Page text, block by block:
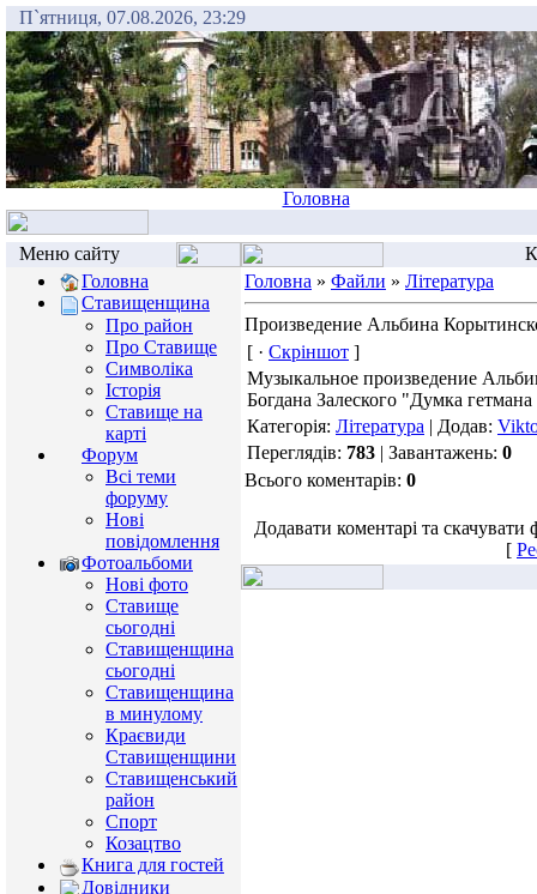
П`ятниця, 07.08.2026, 23:29
Головна
Меню сайту
Головна
Ставищенщина
Про район
Про Ставище
Символіка
Історія
Ставище на
карті
Форум
Всі теми
форуму
Нові
повідомлення
Фотоальбоми
Нові фото
Ставище
сьогодні
Ставищенщина
сьогодні
Ставищенщина
в минулому
Краєвиди
Ставищенщини
Ставищенський
район
Спорт
Козацтво
Книга для гостей
Довідники
Головна » Файли » Література
Произведение Альбина
[ · Скріншот ]
Музыкальное произведение
Богдана Залеского "Думка
Категорія: Література | Додав:
Переглядів: 783 | Завантажень: 0
Всього коментарів: 0
Додавати коментарі та
[